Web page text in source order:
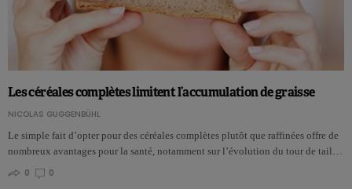
Les céréales complètes limitent l’accumulation de graisse
NICOLAS GUGGENBÜHL
Le simple fait d’opter pour des céréales complètes plutôt que raffinées offre de
nombreux avantages pour la santé, notamment sur l’évolution du tour de tail…
0
0